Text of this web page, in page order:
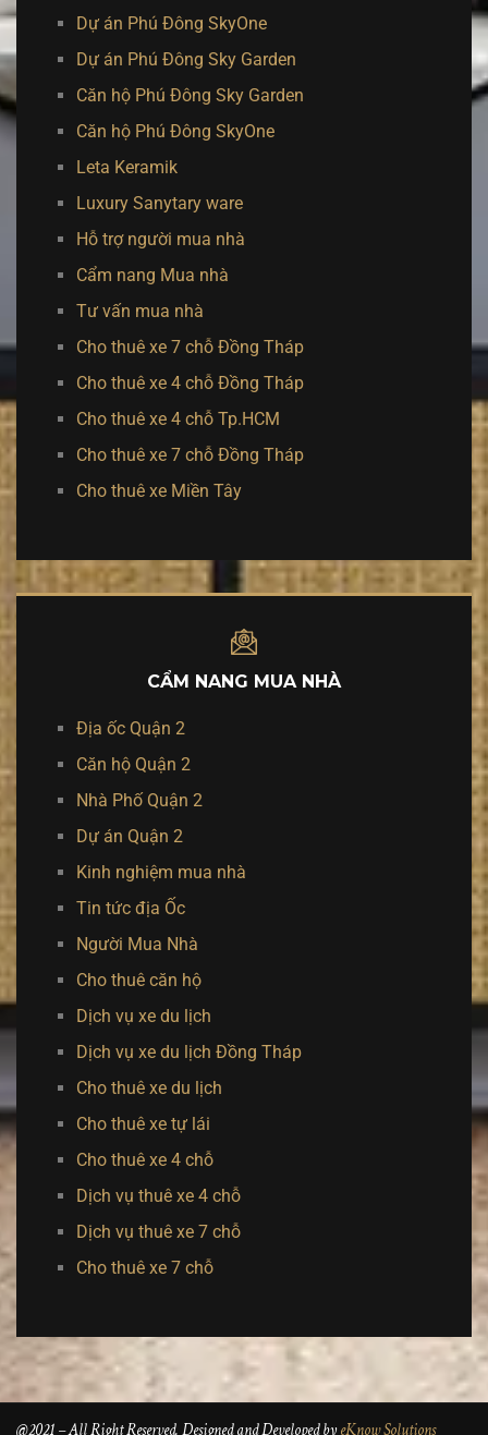
Dự án Phú Đông SkyOne
Dự án Phú Đông Sky Garden
Căn hộ Phú Đông Sky Garden
Căn hộ Phú Đông SkyOne
Leta Keramik
Luxury Sanytary ware
Hỗ trợ người mua nhà
Cẩm nang Mua nhà
Tư vấn mua nhà
Cho thuê xe 7 chỗ Đồng Tháp
Cho thuê xe 4 chỗ Đồng Tháp
Cho thuê xe 4 chỗ Tp.HCM
Cho thuê xe 7 chỗ Đồng Tháp
Cho thuê xe Miền Tây
CẨM NANG MUA NHÀ
Địa ốc Quận 2
Căn hộ Quận 2
Nhà Phố Quận 2
Dự án Quận 2
Kinh nghiệm mua nhà
Tin tức địa Ốc
Người Mua Nhà
Cho thuê căn hộ
Dịch vụ xe du lịch
Dịch vụ xe du lịch Đồng Tháp
Cho thuê xe du lịch
Cho thuê xe tự lái
Cho thuê xe 4 chỗ
Dịch vụ thuê xe 4 chỗ
Dịch vụ thuê xe 7 chỗ
Cho thuê xe 7 chỗ
@2021 – All Right Reserved. Designed and Developed byeKnow Solutions